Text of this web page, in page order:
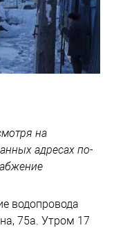
на
адресах по-
водопровода
75а. Утром 17